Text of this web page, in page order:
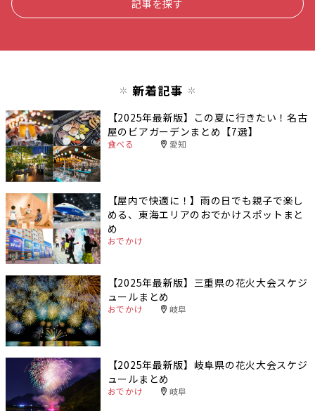
記事を探す
新着記事
【2025年最新版】この夏に行きたい！名古
屋のビアガーデンまとめ【7選】
食べる 愛知
【屋内で快適に！】雨の日でも親子で楽し
める、東海エリアのおでかけスポットまと
め
おでかけ
【2025年最新版】三重県の花火大会スケジ
ュールまとめ
おでかけ 岐阜
【2025年最新版】岐阜県の花火大会スケジ
ュールまとめ
おでかけ 岐阜